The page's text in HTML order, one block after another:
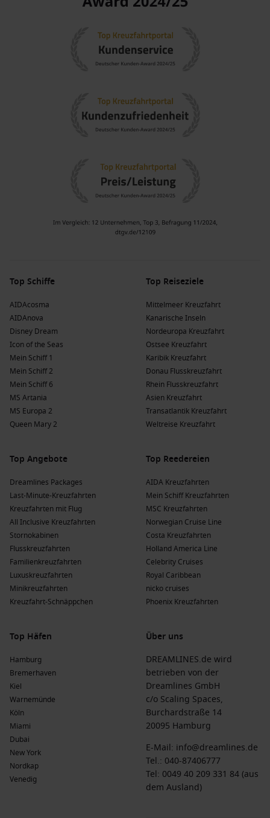
Top Schiffe
AIDAcosma
AIDAnova
Disney Dream
Icon of the Seas
Mein Schiff 1
Mein Schiff 2
Mein Schiff 6
MS Artania
MS Europa 2
Queen Mary 2
Top Reiseziele
Mittelmeer Kreuzfahrt
Kanarische Inseln
Nordeuropa Kreuzfahrt
Ostsee Kreuzfahrt
Karibik Kreuzfahrt
Donau Flusskreuzfahrt
Rhein Flusskreuzfahrt
Asien Kreuzfahrt
Transatlantik Kreuzfahrt
Weltreise Kreuzfahrt
Top Angebote
Dreamlines Packages
Last-Minute-Kreuzfahrten
Kreuzfahrten mit Flug
All Inclusive Kreuzfahrten
Stornokabinen
Flusskreuzfahrten
Familienkreuzfahrten
Luxuskreuzfahrten
Minikreuzfahrten
Kreuzfahrt-Schnäppchen
Top Reedereien
AIDA Kreuzfahrten
Mein Schiff Kreuzfahrten
MSC Kreuzfahrten
Norwegian Cruise Line
Costa Kreuzfahrten
Holland America Line
Celebrity Cruises
Royal Caribbean
nicko cruises
Phoenix Kreuzfahrten
Top Häfen
Hamburg
Bremerhaven
Kiel
Warnemünde
Köln
Miami
Dubai
New York
Nordkap
Venedig
Über uns
DREAMLINES.de wird
betrieben von der
Dreamlines GmbH
c/o Scaling Spaces,
Burchardstraße 14
20095 Hamburg
E-Mail: info@dreamlines.de
Tel.: 040-87406777
Tel: 0049 40 209 331 84 (aus
dem Ausland)